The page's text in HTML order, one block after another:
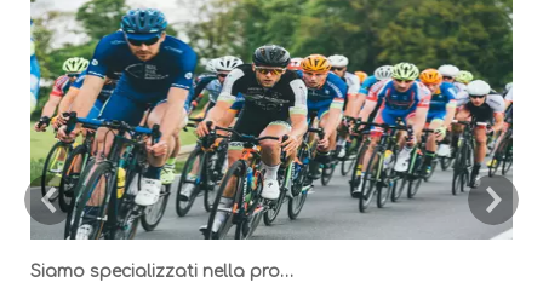
Siamo specializzati nella produzione di tutti i tipi di caschi